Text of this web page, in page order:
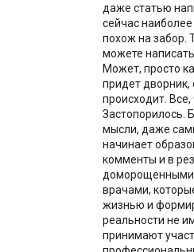
даже статью
сейчас
похож на забор.
можете
Может, просто
придет дворник,
происходит.
Застопорилось.
мысли, даже
начинает
комменты и в
доморощенными
врачами,
жизнью и
реальности не
принимают